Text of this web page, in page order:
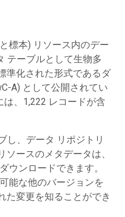
標本) リソース内のデー
テーブルとして生物多
準化された形式であるダ
A) として公開されてい
は、1,222 レコードが含
し、データ リポジトリ
ースのメタデータは、
ウンロードできます。
能な他のバージョンを
た変更を知ることができ